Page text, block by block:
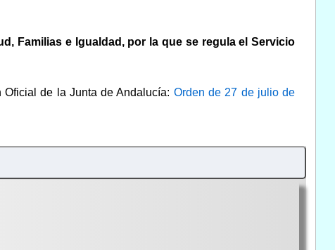
Familias e Igualdad, por la que se regula el Servicio
de la Junta de Andalucía: Orden de 27 de julio de